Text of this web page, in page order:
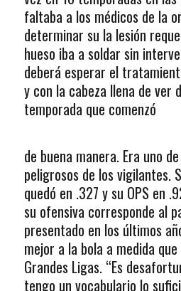
faltaba a los médicos de la
determinar su la lesión
hueso iba a soldar sin
deberá esperar el
y con la cabeza llena de ver
temporada que comenzó
de buena manera. Era uno
peligrosos de los vigilantes.
quedó en .327 y su OPS en
su ofensiva corresponde al
presentado en los últimos
mejor a la bola a medida
Grandes Ligas. “Es
tengo un vocabulario lo